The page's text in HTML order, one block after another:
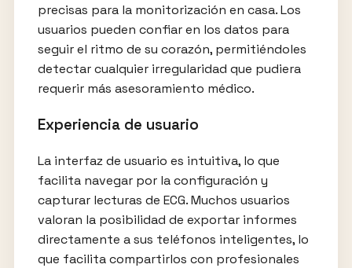
precisas para la monitorización en casa. Los
usuarios pueden confiar en los datos para
seguir el ritmo de su corazón, permitiéndoles
detectar cualquier irregularidad que pudiera
requerir más asesoramiento médico.
Experiencia de usuario
La interfaz de usuario es intuitiva, lo que
facilita navegar por la configuración y
capturar lecturas de ECG. Muchos usuarios
valoran la posibilidad de exportar informes
directamente a sus teléfonos inteligentes, lo
que facilita compartirlos con profesionales